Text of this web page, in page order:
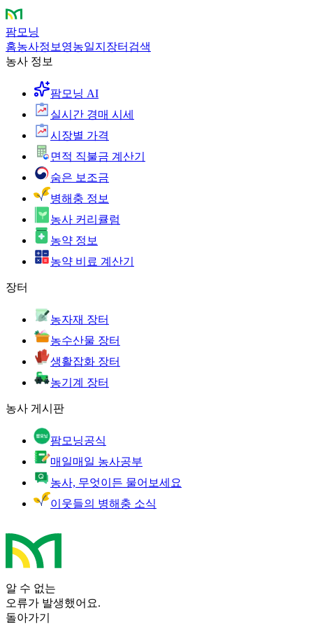
팜모닝
홈농사정보 영농일지 장터 검색
농사 정보
팜모닝 AI
실시간 경매 시세
시장별 가격
면적 직불금 계산기
숨은 보조금
병해충 정보
농사 커리큘럼
농약 정보
농약 비료 계산기
장터
농자재 장터
농수산물 장터
생활잡화 장터
농기계 장터
농사 게시판
팜모닝공식
매일매일 농사공부
농사, 무엇이든 물어보세요
이웃들의 병해충 소식
알 수 없는
오류가 발생했어요.
돌아가기